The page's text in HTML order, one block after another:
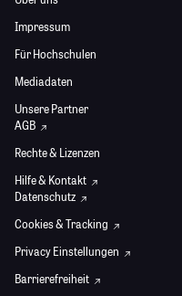
Impressum
Für Hochschulen
Mediadaten
Unsere Partner
AGB
Rechte & Lizenzen
Hilfe & Kontakt
Datenschutz
Cookies & Tracking
Privacy Einstellungen
Barrierefreiheit